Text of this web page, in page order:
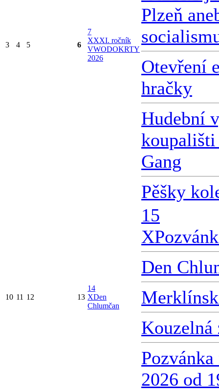
3 4 5 6
7
XXXI. ročník
VWODOKRTY
2026
Plzeň
Otevření
hračky
Hudební
Gang
Pěšky
10 11 12 13
14
XDen
Chlumčan
15
X
Den
Kouzelná
2026 od